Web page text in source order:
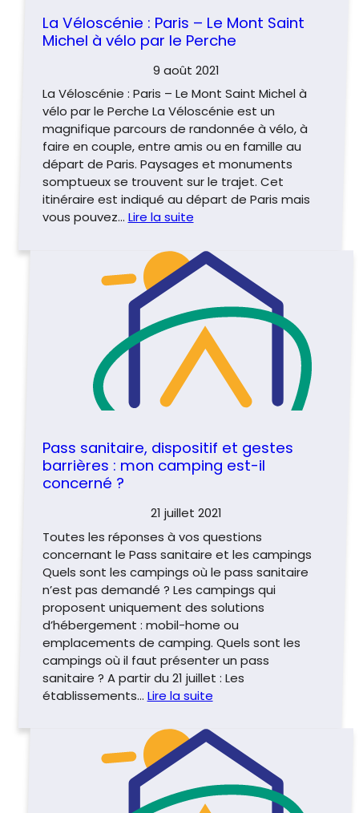
La Véloscénie : Paris – Le Mont Saint
Michel à vélo par le Perche
9 août 2021
La Véloscénie : Paris – Le Mont Saint Michel à
vélo par le Perche La Véloscénie est un
magnifique parcours de randonnée à vélo, à
faire en couple, entre amis ou en famille au
départ de Paris. Paysages et monuments
somptueux se trouvent sur le trajet. Cet
itinéraire est indiqué au départ de Paris mais
vous pouvez… Lire la suite
Pass sanitaire, dispositif et gestes
barrières : mon camping est-il
concerné ?
21 juillet 2021
Toutes les réponses à vos questions
concernant le Pass sanitaire et les campings
Quels sont les campings où le pass sanitaire
n’est pas demandé ? Les campings qui
proposent uniquement des solutions
d’hébergement : mobil-home ou
emplacements de camping. Quels sont les
campings où il faut présenter un pass
sanitaire ? A partir du 21 juillet : Les
établissements… Lire la suite